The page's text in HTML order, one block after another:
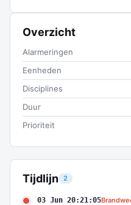
Tijdlijn 2
03 Jun 20:21:05
Overzicht
Alarmeringen
Eenheden
Disciplines
Duur
Prioriteit